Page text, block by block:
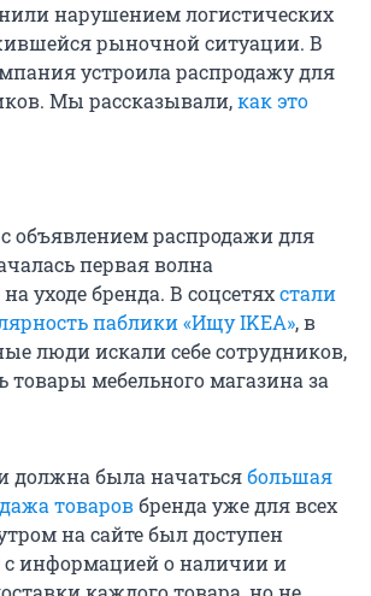
нарушением логистических
рыночной ситуации. В
устроила распродажу для
Мы рассказывали,как это
объявлением распродажи для
первая волна
уходе бренда. В соцсетяхстали
паблики «Ищу IKEA», в
люди искали себе сотрудников,
товары мебельного магазина за
должна была начатьсябольшая
товаровбренда уже для всех
на сайте был доступен
с информацией о наличии и